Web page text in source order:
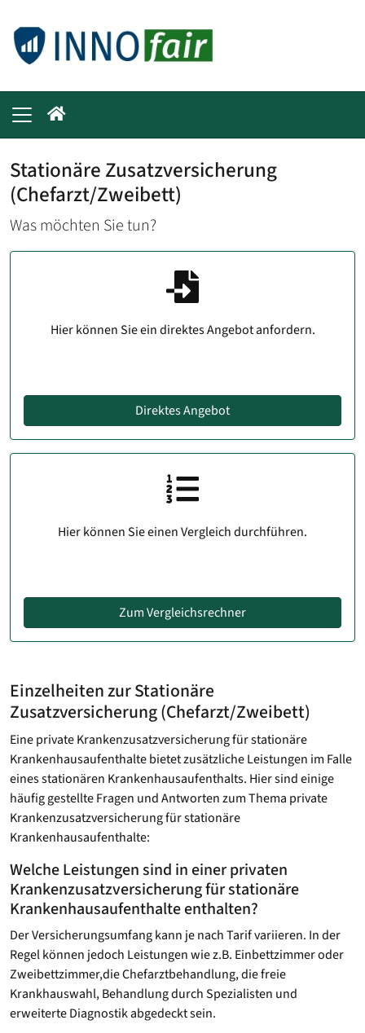
Stationäre Zusatzversicherung
(Chefarzt/Zweibett)
Was möchten Sie tun?
Hier können Sie ein direktes Angebot anfordern.
Direktes Angebot
Hier können Sie einen Vergleich durchführen.
Zum Vergleichsrechner
Einzelheiten zur Stationäre
Zusatzversicherung (Chefarzt/Zweibett)
Eine private Krankenzusatzversicherung für stationäre
Krankenhausaufenthalte bietet zusätzliche Leistungen im Falle
eines stationären Krankenhausaufenthalts. Hier sind einige
häufig gestellte Fragen und Antworten zum Thema private
Krankenzusatzversicherung für stationäre
Krankenhausaufenthalte:
Welche Leistungen sind in einer privaten
Krankenzusatzversicherung für stationäre
Krankenhausaufenthalte enthalten?
Der Versicherungsumfang kann je nach Tarif variieren. In der
Regel können jedoch Leistungen wie z.B. Einbettzimmer oder
Zweibettzimmer,die Chefarztbehandlung, die freie
Krankhauswahl, Behandlung durch Spezialisten und
erweiterte Diagnostik abgedeckt sein.